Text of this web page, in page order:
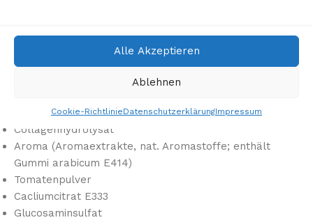
Alle Akzeptieren
Ablehnen
Cookie-RichtlinieDatenschutzerklärungImpressum
Säuerungsmittel Zitronensäure E330
Molkeneiweiß (Milchprotein, Sonnenblumenlecithin,
Chia Samen
Collagenhydrolysat
Aroma (Aromaextrakte, nat. Aromastoffe; enthält
Gummi arabicum E414)
Tomatenpulver
Cacliumcitrat E333
Glucosaminsulfat